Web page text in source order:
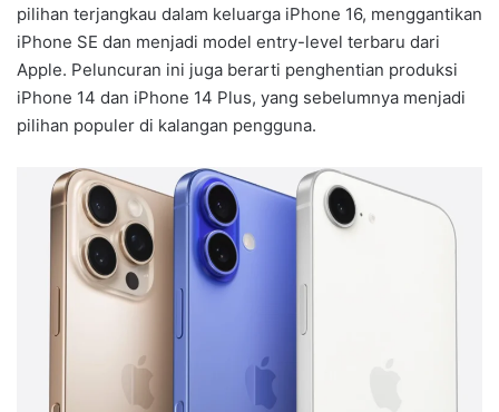
pilihan terjangkau dalam keluarga iPhone 16, menggantikan
iPhone SE dan menjadi model entry-level terbaru dari
Apple. Peluncuran ini juga berarti penghentian produksi
iPhone 14 dan iPhone 14 Plus, yang sebelumnya menjadi
pilihan populer di kalangan pengguna.